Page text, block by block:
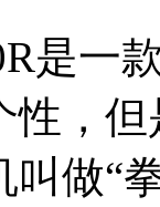
是一
性，
做“